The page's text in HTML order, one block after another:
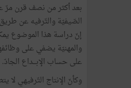
بعد أكثر من نصف قرن مرّ
الصّيفيّة والتّرفيه عن
إنّ دراسة هذا الموضوع
والمهنيّة يضفي على
على حساب الإبـــداع الجادّ.
وكأنّ الإنتاج التّرفيهي